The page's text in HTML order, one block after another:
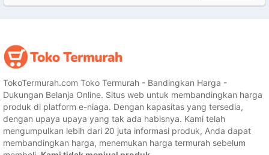
TokoTermurah.com Toko Termurah - Bandingkan Harga -
Dukungan Belanja Online. Situs web untuk membandingkan harga
produk di platform e-niaga. Dengan kapasitas yang tersedia,
dengan upaya upaya yang tak ada habisnya. Kami telah
mengumpulkan lebih dari 20 juta informasi produk, Anda dapat
membandingkan harga, menemukan harga termurah sebelum